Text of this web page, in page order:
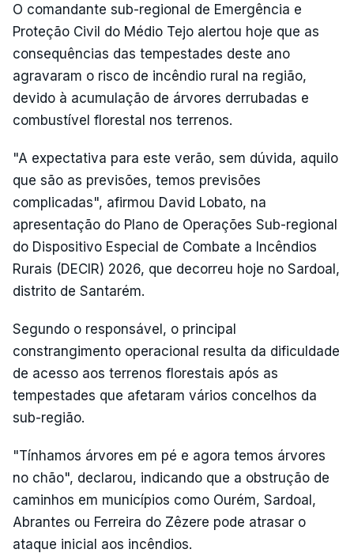
O comandante sub-regional de Emergência e
Proteção Civil do Médio Tejo alertou hoje que as
consequências das tempestades deste ano
agravaram o risco de incêndio rural na região,
devido à acumulação de árvores derrubadas e
combustível florestal nos terrenos.
"A expectativa para este verão, sem dúvida, aquilo
que são as previsões, temos previsões
complicadas", afirmou David Lobato, na
apresentação do Plano de Operações Sub-regional
do Dispositivo Especial de Combate a Incêndios
Rurais (DECIR) 2026, que decorreu hoje no Sardoal,
distrito de Santarém.
Segundo o responsável, o principal
constrangimento operacional resulta da dificuldade
de acesso aos terrenos florestais após as
tempestades que afetaram vários concelhos da
sub-região.
"Tínhamos árvores em pé e agora temos árvores
no chão", declarou, indicando que a obstrução de
caminhos em municípios como Ourém, Sardoal,
Abrantes ou Ferreira do Zêzere pode atrasar o
ataque inicial aos incêndios.